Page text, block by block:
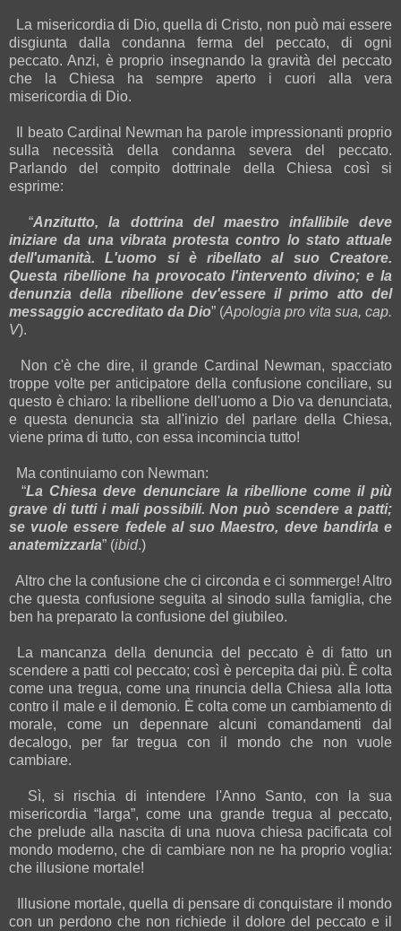
La misericordia di Dio, quella di Cristo, non può mai essere
disgiunta dalla condanna ferma del peccato, di ogni
peccato. Anzi, è proprio insegnando la gravità del peccato
che la Chiesa ha sempre aperto i cuori alla vera
misericordia di Dio.
Il beato Cardinal Newman ha parole impressionanti proprio
sulla necessità della condanna severa del peccato.
Parlando del compito dottrinale della Chiesa così si
esprime:
“Anzitutto, la dottrina del maestro infallibile deve
iniziare da una vibrata protesta contro lo stato attuale
dell'umanità. L'uomo si è ribellato al suo Creatore.
Questa ribellione ha provocato l'intervento divino; e la
denunzia della ribellione dev'essere il primo atto del
messaggio accreditato da Dio” (Apologia pro vita sua, cap.
V).
Non c'è che dire, il grande Cardinal Newman, spacciato
troppe volte per anticipatore della confusione conciliare, su
questo è chiaro: la ribellione dell'uomo a Dio va denunciata,
e questa denuncia sta all'inizio del parlare della Chiesa,
viene prima di tutto, con essa incomincia tutto!
Ma continuiamo con Newman:
“La Chiesa deve denunciare la ribellione come il più
grave di tutti i mali possibili. Non può scendere a patti;
se vuole essere fedele al suo Maestro, deve bandirla e
anatemizzarla” (ibid.)
Altro che la confusione che ci circonda e ci sommerge! Altro
che questa confusione seguita al sinodo sulla famiglia, che
ben ha preparato la confusione del giubileo.
La mancanza della denuncia del peccato è di fatto un
scendere a patti col peccato; così è percepita dai più. È colta
come una tregua, come una rinuncia della Chiesa alla lotta
contro il male e il demonio. È colta come un cambiamento di
morale, come un depennare alcuni comandamenti dal
decalogo, per far tregua con il mondo che non vuole
cambiare.
Sì, si rischia di intendere l'Anno Santo, con la sua
misericordia “larga”, come una grande tregua al peccato,
che prelude alla nascita di una nuova chiesa pacificata col
mondo moderno, che di cambiare non ne ha proprio voglia:
che illusione mortale!
Illusione mortale, quella di pensare di conquistare il mondo
con un perdono che non richiede il dolore del peccato e il